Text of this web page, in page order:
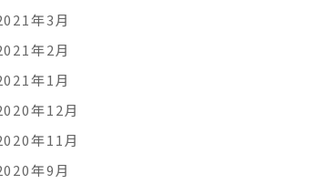
年3月
年2月
年1月
年12月
年11月
年9月